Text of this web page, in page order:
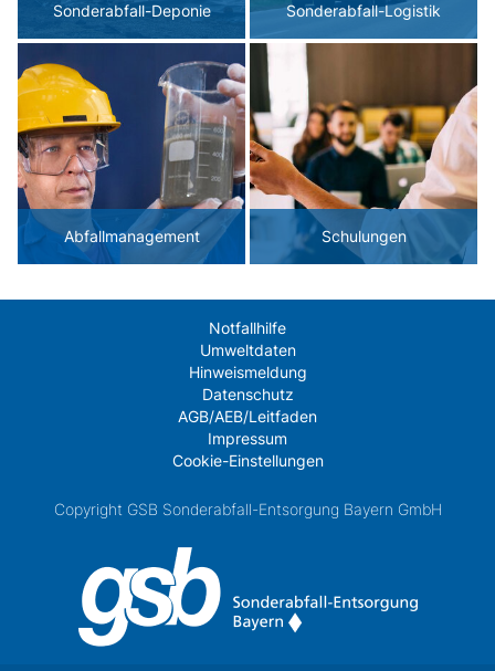
Sonderabfall-Deponie Sonderabfall-Logistik
Abfallmanagement Schulungen
Notfallhilfe
Umweltdaten
Hinweismeldung
Datenschutz
AGB/AEB/Leitfaden
Impressum
Cookie-Einstellungen
Copyright GSB Sonderabfall-Entsorgung Bayern GmbH